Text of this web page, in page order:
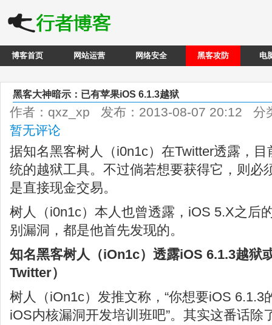
博客首页 网站运营 网络安全 黑客攻防 电
黑客大神暗示：已有苹果iOS 6.1.3越狱
作者：qxz_xp 发布：2013-08-07 20:12 分
暂无评论
据知名黑客树人（i0n1c）在Twitter透露，
统的越狱工具。不过倘若想要获得它，则必
是直接现金交易。
树人（i0n1c）本人也曾透露，iOS 5.X之后
别漏洞，都是他首先发现的。
知名黑客树人（iOn1c）透露iOS 6.1.3越狱
Twitter）
树人（iOn1c）发推文称，“你想要iOS 6.1.3
iOS内核漏洞开发培训班吧”。其实这番话除